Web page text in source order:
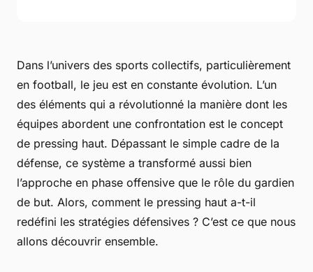
Dans l’univers des sports collectifs, particulièrement
en football, le jeu est en constante évolution. L’un
des éléments qui a révolutionné la manière dont les
équipes abordent une confrontation est le concept
de pressing haut. Dépassant le simple cadre de la
défense, ce système a transformé aussi bien
l’approche en phase offensive que le rôle du gardien
de but. Alors, comment le pressing haut a-t-il
redéfini les stratégies défensives ? C’est ce que nous
allons découvrir ensemble.